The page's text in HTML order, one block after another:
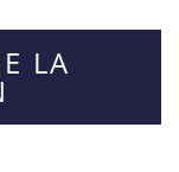
LA